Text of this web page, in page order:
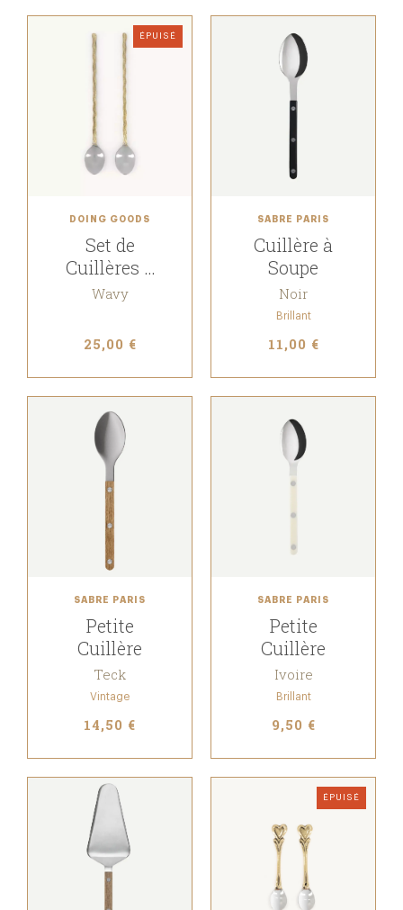
ÉPUISÉ
DOING GOODS
Set de
Cuillères à
Latte
Wavy
25,00 €
SABRE PARIS
Cuillère à
Soupe
Noir
Brillant
11,00 €
SABRE PARIS
Petite
Cuillère
Teck
Vintage
14,50 €
SABRE PARIS
Petite
Cuillère
Ivoire
Brillant
9,50 €
ÉPUISÉ